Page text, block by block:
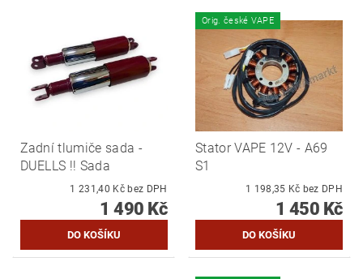
Zadní tlumiče sada -
DUELLS !! Sada
1 231,40 Kč bez DPH
1 490 Kč
Orig. české VAPE
Stator VAPE 12V - A69
S1
1 198,35 Kč bez DPH
1 450 Kč